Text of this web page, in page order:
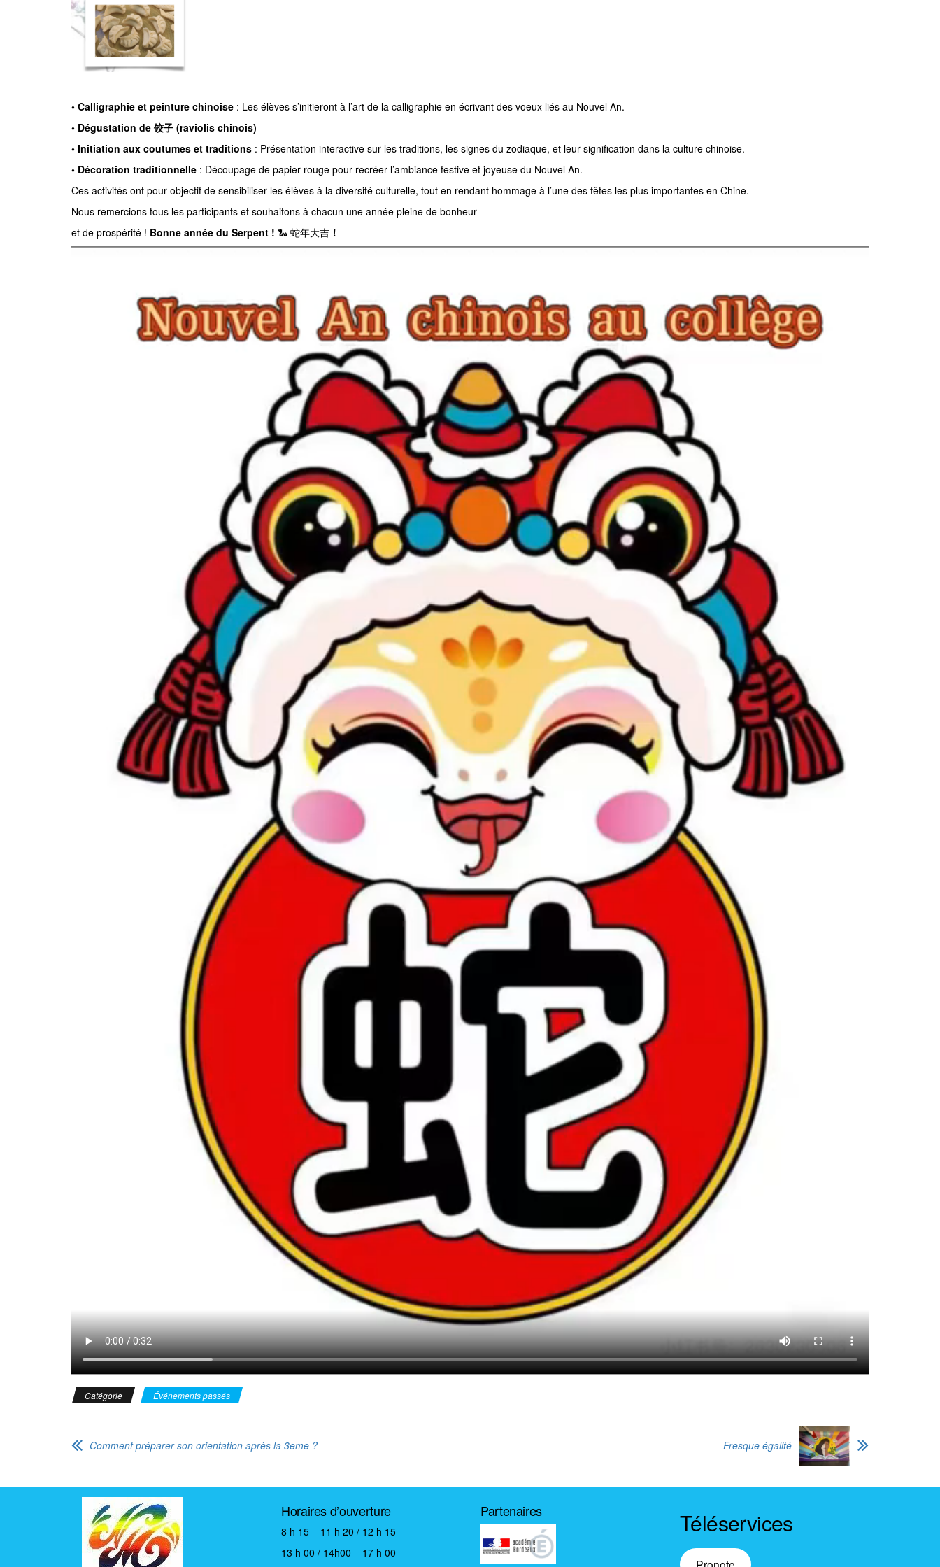
• Calligraphie et peinture chinoise : Les élèves s’initieront à l’art de la calligraphie en écrivant des voeux liés au Nouvel An.
• Dégustation de 饺子 (raviolis chinois)
• Initiation aux coutumes et traditions : Présentation interactive sur les traditions, les signes du zodiaque, et leur signification dans la culture chinoise.
• Décoration traditionnelle : Découpage de papier rouge pour recréer l’ambiance festive et joyeuse du Nouvel An.
Ces activités ont pour objectif de sensibiliser les élèves à la diversité culturelle, tout en rendant hommage à l’une des fêtes les plus importantes en Chine.
Nous remercions tous les participants et souhaitons à chacun une année pleine de bonheur
et de prospérité ! Bonne année du Serpent ! 🐍 蛇年大吉 ！
Catégorie Événements passés
Comment préparer son orientation après la 3eme ? Fresque égalité
Horaires d’ouverture
8 h 15 – 11 h 20 / 12 h 15
13 h 00 / 14h00 – 17 h 00
Partenaires Téléservices